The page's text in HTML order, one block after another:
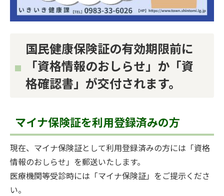
国民健康保険証の有効期限前に
「資格情報のおしらせ」か「資
格確認書」が交付されます。
マイナ保険証を利用登録済みの方
現在、マイナ保険証として利用登録済みの方には「資格
情報のおしらせ」を郵送いたします。
医療機関等受診時には「マイナ保険証」をご提示くださ
い。